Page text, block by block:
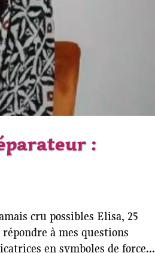
:
cru possibles Elisa, 25
à mes questions
en symboles de force...